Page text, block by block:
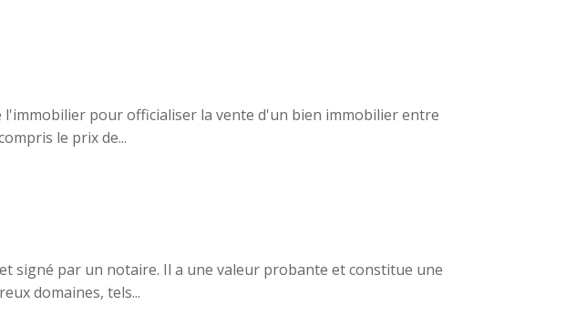
pour officialiser la vente d'un bien immobilier entre
le prix de...
signé par un notaire. Il a une valeur probante et constitue une
domaines, tels...